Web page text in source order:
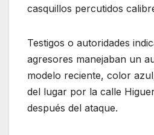
casquillos percutidos
Testigos o autoridades
agresores manejaban un
modelo reciente, color
del lugar por la calle
después del ataque.